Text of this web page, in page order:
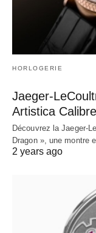
HORLOGERIE
Jaeger-
Artistica
Découvrez la Jaeger-
Dragon », une montre
2 years ago